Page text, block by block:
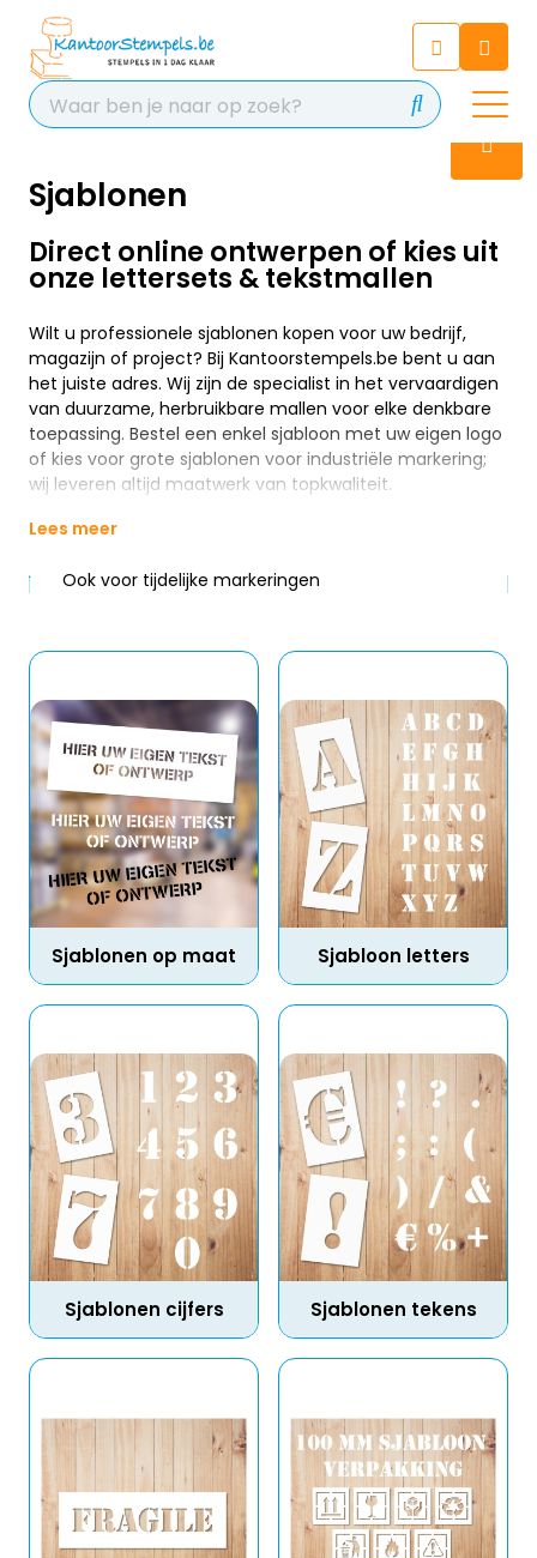
Chatbot
Chat 24/7 met onze chatbot
voor hulp
Contact
Sjablonen
Direct online ontwerpen of kies uit
onze lettersets & tekstmallen
Wilt u professionele sjablonen kopen voor uw bedrijf,
magazijn of project? Bij Kantoorstempels.be bent u aan
het juiste adres. Wij zijn de specialist in het vervaardigen
van duurzame, herbruikbare mallen voor elke denkbare
toepassing. Bestel een enkel sjabloon met uw eigen logo
of kies voor grote sjablonen voor industriële markering;
wij leveren altijd maatwerk van topkwaliteit.
Lees meer
Ook voor tijdelijke markeringen
Sjablonen op maat Sjabloon letters
Sjablonen cijfers Sjablonen tekens